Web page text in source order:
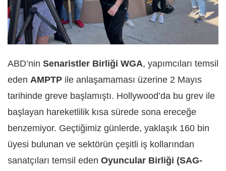
ABD’nin Senaristler Birliği WGA, yapımcıları temsil
eden AMPTP ile anlaşamaması üzerine 2 Mayıs
tarihinde greve başlamıştı. Hollywood’da bu grev ile
başlayan hareketlilik kısa sürede sona ereceğe
benzemiyor. Geçtiğimiz günlerde, yaklaşık 160 bin
üyesi bulunan ve sektörün çeşitli iş kollarından
sanatçıları temsil eden Oyuncular Birliği (SAG-